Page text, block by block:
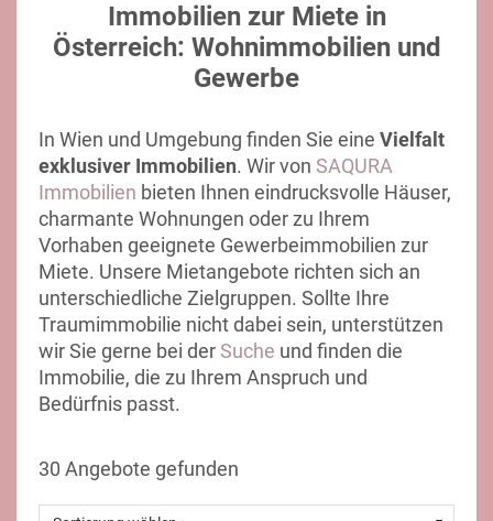
Immobilien zur Miete in
Österreich: Wohnimmobilien und
Gewerbe
In Wien und Umgebung finden Sie eine Vielfalt
exklusiver Immobilien. Wir von SAQURA
Immobilien bieten Ihnen eindrucksvolle Häuser,
charmante Wohnungen oder zu Ihrem
Vorhaben geeignete Gewerbeimmobilien zur
Miete. Unsere Mietangebote richten sich an
unterschiedliche Zielgruppen. Sollte Ihre
Traumimmobilie nicht dabei sein, unterstützen
wir Sie gerne bei der Suche und finden die
Immobilie, die zu Ihrem Anspruch und
Bedürfnis passt.
30 Angebote gefunden